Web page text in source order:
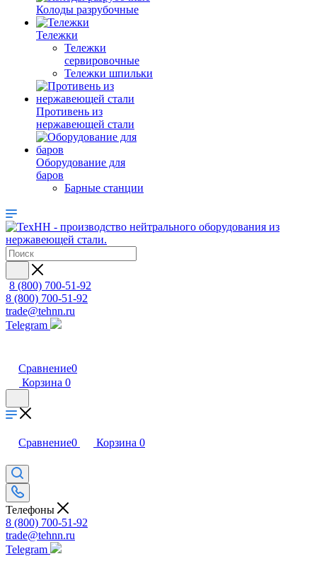
Колоды разрубочные
Тележки
Тележки
сервировочные
Тележки шпильки
Противень из
нержавеющей стали
Оборудование для
баров
Барные станции
8 (800) 700-51-92
8 (800) 700-51-92
trade@tehnn.ru
Telegram
Сравнение0
Корзина 0
Сравнение0 Корзина 0
Телефоны
8 (800) 700-51-92
trade@tehnn.ru
Telegram